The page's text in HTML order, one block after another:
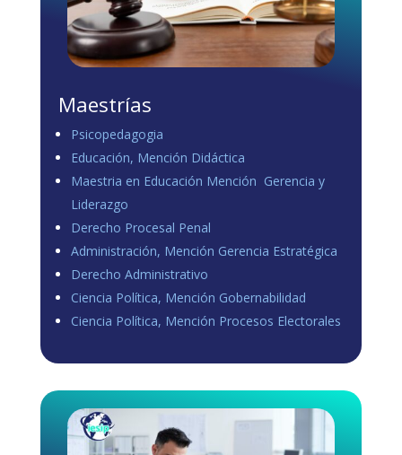
Maestrías
Psicopedagogia
Educación, Mención Didáctica
Maestria en Educación Mención Gerencia y
Liderazgo
Derecho Procesal Penal
Administración, Mención Gerencia Estratégica
Derecho Administrativo
Ciencia Política, Mención Gobernabilidad
Ciencia Política, Mención Procesos Electorales